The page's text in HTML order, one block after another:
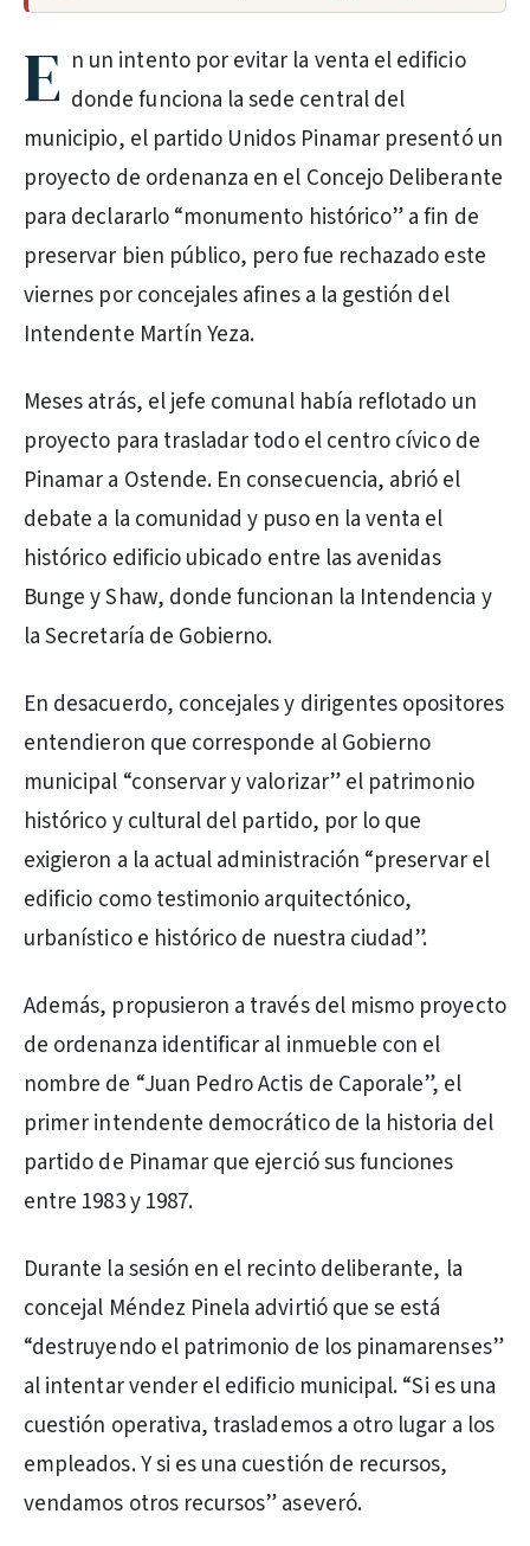
E n un intento por evitar la venta el edificio
donde funciona la sede central del
municipio, el partido Unidos Pinamar presentó un
proyecto de ordenanza en el Concejo Deliberante
para declararlo “monumento histórico” a fin de
preservar bien público, pero fue rechazado este
viernes por concejales afines a la gestión del
Intendente Martín Yeza.
Meses atrás, el jefe comunal había reflotado un
proyecto para trasladar todo el centro cívico de
Pinamar a Ostende. En consecuencia, abrió el
debate a la comunidad y puso en la venta el
histórico edificio ubicado entre las avenidas
Bunge y Shaw, donde funcionan la Intendencia y
la Secretaría de Gobierno.
En desacuerdo, concejales y dirigentes opositores
entendieron que corresponde al Gobierno
municipal “conservar y valorizar” el patrimonio
histórico y cultural del partido, por lo que
exigieron a la actual administración “preservar el
edificio como testimonio arquitectónico,
urbanístico e histórico de nuestra ciudad”.
Además, propusieron a través del mismo proyecto
de ordenanza identificar al inmueble con el
nombre de “Juan Pedro Actis de Caporale”, el
primer intendente democrático de la historia del
partido de Pinamar que ejerció sus funciones
entre 1983 y 1987.
Durante la sesión en el recinto deliberante, la
concejal Méndez Pinela advirtió que se está
“destruyendo el patrimonio de los pinamarenses”
al intentar vender el edificio municipal. “Si es una
cuestión operativa, traslademos a otro lugar a los
empleados. Y si es una cuestión de recursos,
vendamos otros recursos” aseveró.